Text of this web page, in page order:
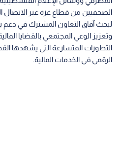
الصحفيين من قطاع غزة عبر الاتصال
لبحث آفاق التعاون المشترك في دعم
وتعزيز الوعي المجتمعي بالقضايا
التطورات المتسارعة التي يشهدها
الرقمي في الخدمات المالية.